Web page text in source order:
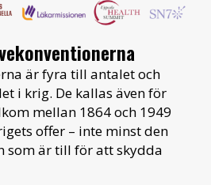
är fyra till antalet och
i krig. De kallas även för
mellan 1864 och 1949
offer – inte minst den
som är till för att skydda